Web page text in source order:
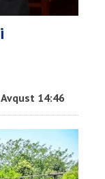
14:46